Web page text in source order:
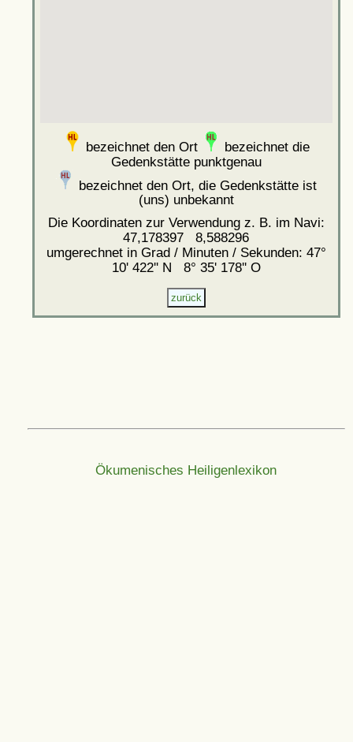
bezeichnet den Ort
bezeichnet die
Gedenkstätte punktgenau
bezeichnet den Ort, die Gedenkstätte ist
(uns) unbekannt
Die Koordinaten zur Verwendung z. B. im Navi:
47,178397 8,588296
umgerechnet in Grad / Minuten / Sekunden: 47°
10' 422'' N 8° 35' 178'' O
Ökumenisches Heiligenlexikon